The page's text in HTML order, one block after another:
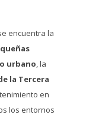
encuentra la
urbano, la
la Tercera
en
los entornos